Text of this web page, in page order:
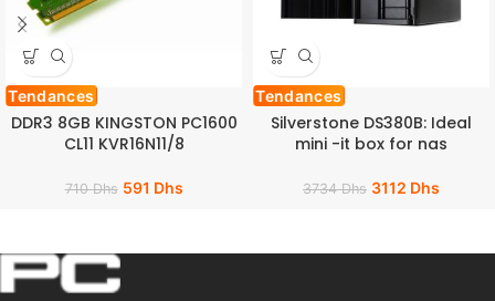
Tendances
DDR3 8GB KINGSTON PC1600
CL11 KVR16N11/8
710Dhs 591 Dhs
Tendances
Silverstone DS380B: Ideal
mini -it box for nas
3734Dhs 3112 Dhs